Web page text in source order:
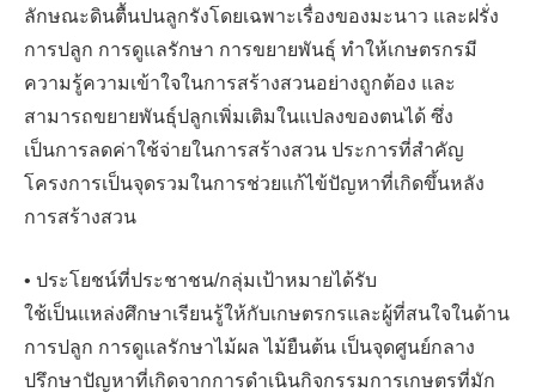
ลักษณะดินตื้นปนลูกรังโดยเฉพาะเรื่องของมะนาว และฝรั่ง
การปลูก การดูแลรักษา การขยายพันธุ์ ทำให้เกษตรกรมี
ความรู้ความเข้าใจในการสร้างสวนอย่างถูกต้อง และ
สามารถขยายพันธุ์ปลูกเพิ่มเติมในแปลงของตนได้ ซึ่ง
เป็นการลดค่าใช้จ่ายในการสร้างสวน ประการที่สำคัญ
โครงการเป็นจุดรวมในการช่วยแก้ไข้ปัญหาที่เกิดขึ้นหลัง
การสร้างสวน
• ประโยชน์ที่ประชาชน/กลุ่มเป้าหมายได้รับ
ใช้เป็นแหล่งศึกษาเรียนรู้ให้กับเกษตรกรและผู้ที่สนใจในด้าน
การปลูก การดูแลรักษาไม้ผล ไม้ยืนต้น เป็นจุดศูนย์กลาง
ปรึกษาปัญหาที่เกิดจากการดำเนินกิจกรรมการเกษตรที่มัก